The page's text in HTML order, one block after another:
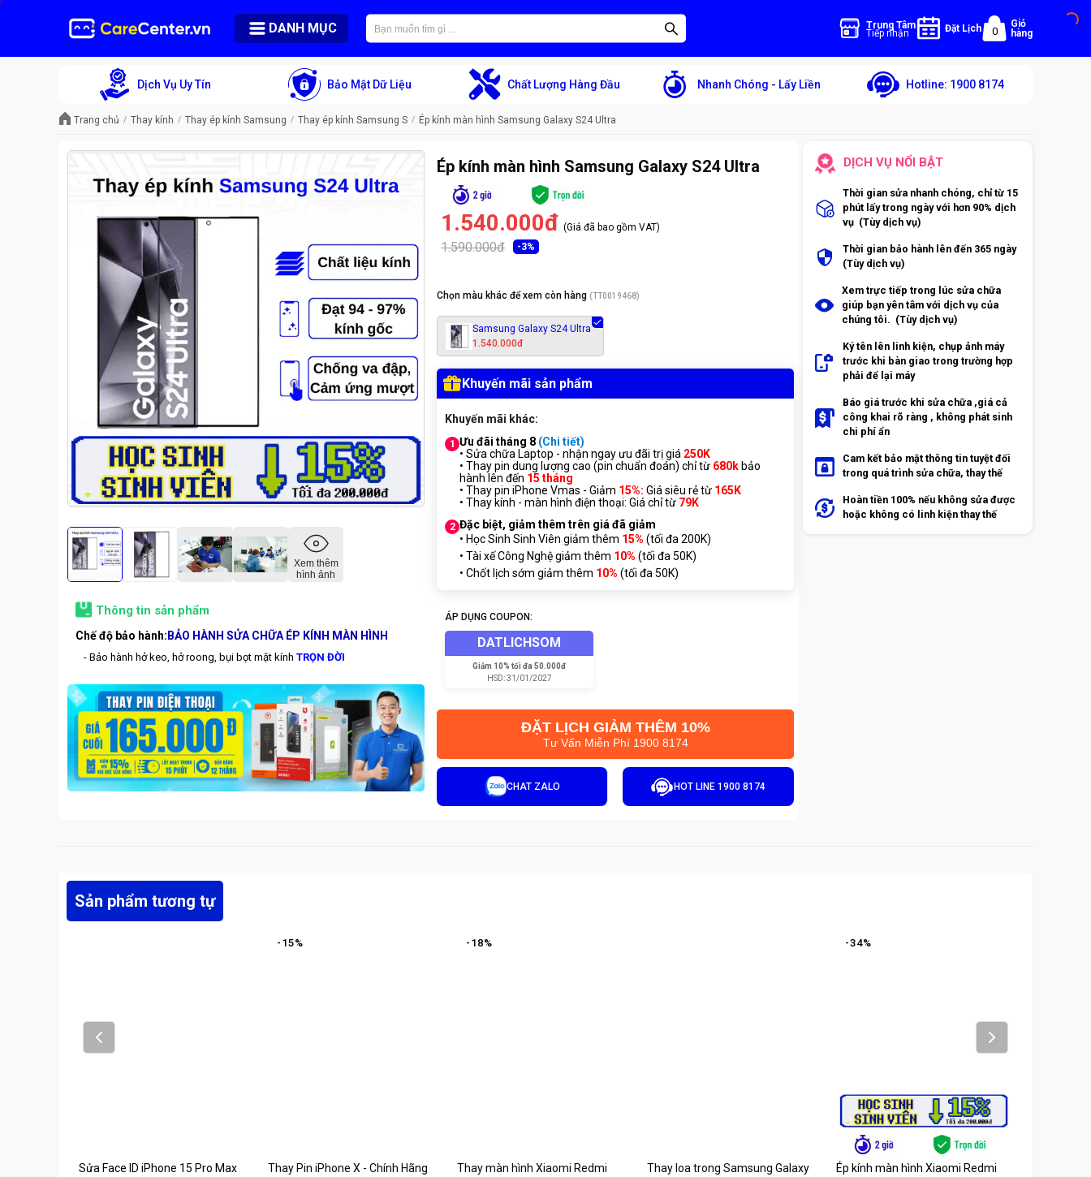
Trung Tâm
Tiếp nhận Đặt Lịch 0
Giỏ
hàng
DANH MỤC
Dịch Vụ Uy Tín Bảo Mật Dữ Liệu Chất Lượng Hàng Đầu Nhanh Chóng - Lấy Liền Hotline: 1900 8174
Trang chủ Thay kính Thay ép kính Samsung Thay ép kính Samsung S Ép kính màn hình Samsung Galaxy S24 Ultra
Xem thêm
hình ảnh
Thông tin sản phẩm
Chế độ bảo hành: BẢO HÀNH SỬA CHỮA ÉP KÍNH MÀN HÌNH
- Bảo hành hở keo, hở roong, bụi bọt mặt kính TRỌN ĐỜI
Ép kính màn hình Samsung Galaxy S24 Ultra
1.540.000đ (Giá đã bao gồm VAT)
1.590.000đ -3%
Chọn màu khác để xem còn hàng (TT0019468)
Samsung Galaxy S24 Ultra
1.540.000đ
Khuyến mãi sản phẩm
Khuyến mãi khác:
1 Ưu đãi tháng 8 (Chi tiết)
• Sửa chữa Laptop - nhận ngay ưu đãi trị giá 250K
• Thay pin dung lượng cao (pin chuẩn đoán) chỉ từ 680k bảo
hành lên đến 15 tháng
• Thay pin iPhone Vmas - Giảm 15%: Giá siêu rẻ từ 165K
• Thay kính - màn hình điện thoại: Giá chỉ từ 79K
2 Đặc biệt, giảm thêm trên giá đã giảm
• Học Sinh Sinh Viên giảm thêm 15% (tối đa 200K)
• Tài xế Công Nghệ giảm thêm 10% (tối đa 50K)
• Chốt lịch sớm giảm thêm 10% (tối đa 50K)
ÁP DỤNG COUPON:
DATLICHSOM
Giảm 10% tối đa 50.000đ
HSD:31/01/2027
ĐẶT LỊCH GIẢM THÊM 10%
Tư Vấn Miễn Phí 1900 8174
CHAT ZALO HOT LINE 1900 8174
DỊCH VỤ NỔI BẬT
Thời gian sửa nhanh chóng, chỉ từ 15
phút lấy trong ngày với hơn 90% dịch
vụ (Tùy dịch vụ)
Thời gian bảo hành lên đến 365 ngày
(Tùy dịch vụ)
Xem trực tiếp trong lúc sửa chữa
giúp bạn yên tâm với dịch vụ của
chúng tôi. (Tùy dịch vụ)
Ký tên lên linh kiện, chụp ảnh máy
trước khi bàn giao trong trường hợp
phải để lại máy
Báo giá trước khi sửa chữa ,giá cả
công khai rõ ràng , không phát sinh
chi phí ẩn
Cam kết bảo mật thông tin tuyệt đối
trong quá trình sửa chữa, thay thế
Hoàn tiền 100% nếu không sửa được
hoặc không có linh kiện thay thế
Sản phẩm tương tự
Sửa Face ID iPhone 15 Pro Max
- 15%
Thay Pin iPhone X - Chính Hãng
- 18%
Thay màn hình Xiaomi Redmi
Thay loa trong Samsung Galaxy
-34%
Ép kính màn hình Xiaomi Redmi
Next
Prev